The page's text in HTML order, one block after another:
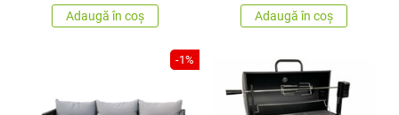
Adaugă în coș Adaugă în coș
-1%